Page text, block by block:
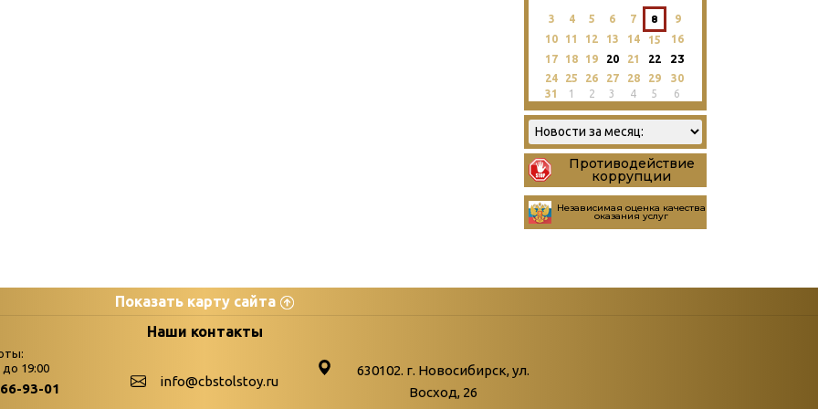
3 4 5 6 7 8
9
10
11 12 13 14 15
16
17
18 19 20 21 22 23
24 25 26 27 28 29
30
31
1 2 3 4 5 6
Противодействие
коррупции
Независимая оценка качества
оказания услуг
Показать карту сайта
palitra
Бюллетень новых поступлений
Война. Народ. Победа.
Наши контакты
до 19:00
93-01 info@cbstolstoy.ru
630102. г. Новосибирск, ул.
Восход, 26